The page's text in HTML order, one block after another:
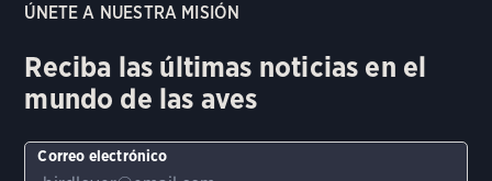
ÚNETE A NUESTRA MISIÓN
Reciba las últimas noticias en el
mundo de las aves
Correo electrónico